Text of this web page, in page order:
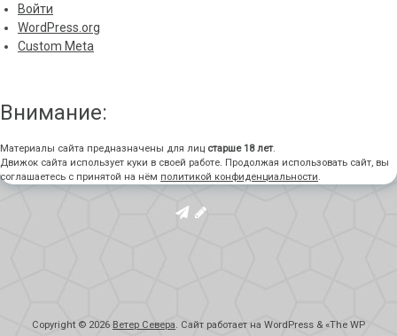
Войти
WordPress.org
Custom Meta
Внимание:
Материалы сайта предназначены для лиц старше 18 лет.
Движок сайта использует куки в своей работе. Продолжая использовать сайт, вы
соглашаетесь с принятой на нём политикой конфиденциальности.
Copyright © 2026 Ветер Севера. Сайт работает на WordPress & «The WP